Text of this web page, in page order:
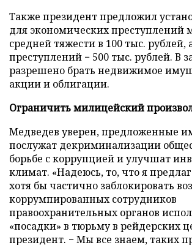
Также президент предложил
для экономических преступлений
средней тяжести в 100 тыс. рублей,
преступлений − 500 тыс. рублей. В
разрешено брать недвижимое
акции и облигации.
Ограничить милицейский
Медведев уверен, предложенные
послужат декриминализации
борьбе с коррупцией и улучшат
климат. «Надеюсь, то, что я
хотя бы частично заблокировать
коррумпированных сотрудников
правоохранительных органов
«посадки» в тюрьму в рейдерских
президент. − Мы все знаем, таких